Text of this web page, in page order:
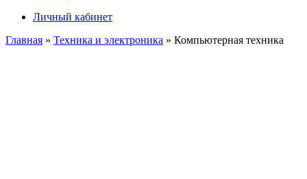
Личный кабинет
Главная » Техника и электроника » Компьютерная техника